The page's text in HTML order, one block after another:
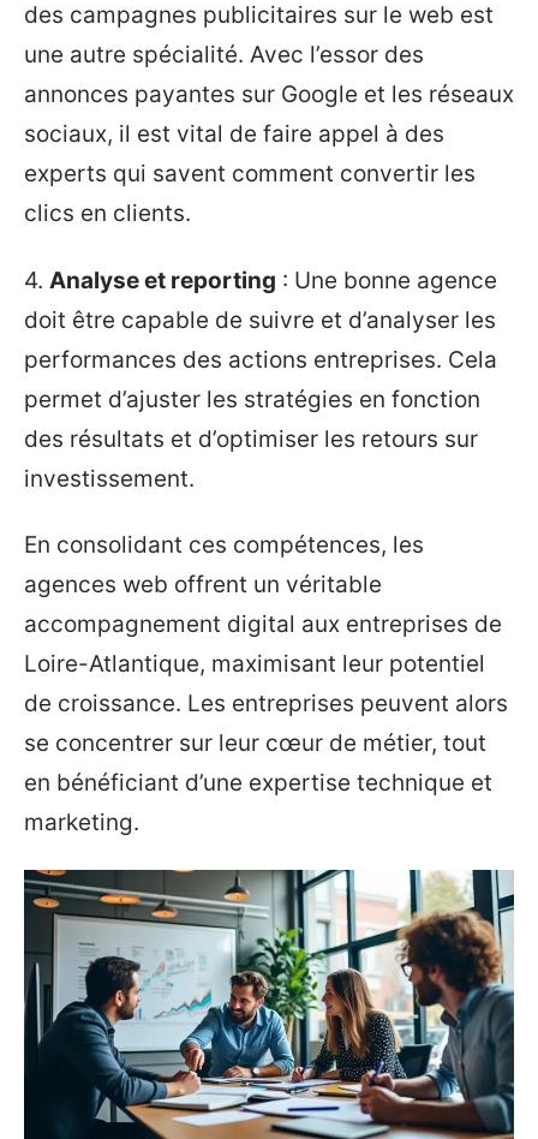
des campagnes publicitaires sur le web est
une autre spécialité. Avec l’essor des
annonces payantes sur Google et les réseaux
sociaux, il est vital de faire appel à des
experts qui savent comment convertir les
clics en clients.
4. Analyse et reporting : Une bonne agence
doit être capable de suivre et d’analyser les
performances des actions entreprises. Cela
permet d’ajuster les stratégies en fonction
des résultats et d’optimiser les retours sur
investissement.
En consolidant ces compétences, les
agences web offrent un véritable
accompagnement digital aux entreprises de
Loire-Atlantique, maximisant leur potentiel
de croissance. Les entreprises peuvent alors
se concentrer sur leur cœur de métier, tout
en bénéficiant d’une expertise technique et
marketing.